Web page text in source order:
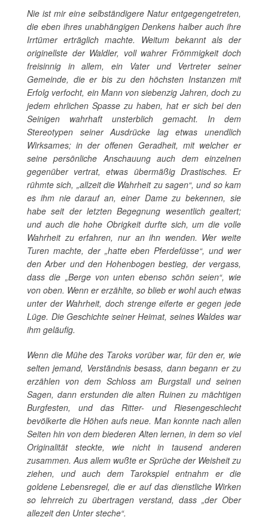
Nie ist mir eine selbständigere Natur entgegengetreten,
die eben ihres unabhängigen Denkens halber auch ihre
Irrtümer erträglich machte. Weitum bekannt als der
originellste der Waldler, voll wahrer Frömmigkeit doch
freisinnig in allem, ein Vater und Vertreter seiner
Gemeinde, die er bis zu den höchsten Instanzen mit
Erfolg verfocht, ein Mann von siebenzig Jahren, doch zu
jedem ehrlichen Spasse zu haben, hat er sich bei den
Seinigen wahrhaft unsterblich gemacht. In dem
Stereotypen seiner Ausdrücke lag etwas unendlich
Wirksames; in der offenen Geradheit, mit welcher er
seine persönliche Anschauung auch dem einzelnen
gegenüber vertrat, etwas übermäßig Drastisches. Er
rühmte sich, „allzeit die Wahrheit zu sagen“, und so kam
es ihm nie darauf an, einer Dame zu bekennen, sie
habe seit der letzten Begegnung wesentlich gealtert;
und auch die hohe Obrigkeit durfte sich, um die volle
Wahrheit zu erfahren, nur an ihn wenden. Wer weite
Turen machte, der „hatte eben Pferdefüsse“, und wer
den Arber und den Hohenbogen bestieg, der vergass,
dass die „Berge von unten ebenso schön seien“, wie
von oben. Wenn er erzählte, so blieb er wohl auch etwas
unter der Wahrheit, doch strenge eiferte er gegen jede
Lüge. Die Geschichte seiner Heimat, seines Waldes war
ihm geläufig.
Wenn die Mühe des Taroks vorüber war, für den er, wie
selten jemand, Verständnis besass, dann begann er zu
erzählen von dem Schloss am Burgstall und seinen
Sagen, dann erstunden die alten Ruinen zu mächtigen
Burgfesten, und das Ritter- und Riesengeschlecht
bevölkerte die Höhen aufs neue. Man konnte nach allen
Seiten hin von dem biederen Alten lernen, in dem so viel
Originalität steckte, wie nicht in tausend anderen
zusammen. Aus allem wußte er Sprüche der Weisheit zu
ziehen, und auch dem Tarokspiel entnahm er die
goldene Lebensregel, die er auf das dienstliche Wirken
so lehrreich zu übertragen verstand, dass „der Ober
allezeit den Unter steche“.